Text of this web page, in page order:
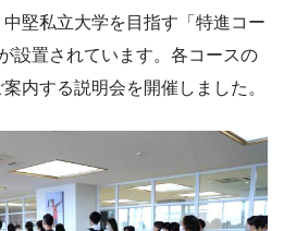
堅私立大学を目指す「特進コー
設置されています。各コースの
内する説明会を開催しました。